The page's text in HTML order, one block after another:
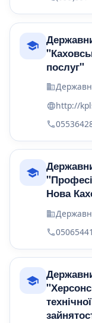
послуг"
http://
Нова